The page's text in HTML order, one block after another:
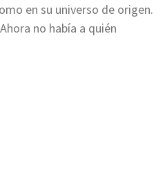
en su universo de origen.
no había a quién